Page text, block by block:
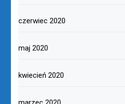
czerwiec 2020
maj 2020
kwiecień 2020